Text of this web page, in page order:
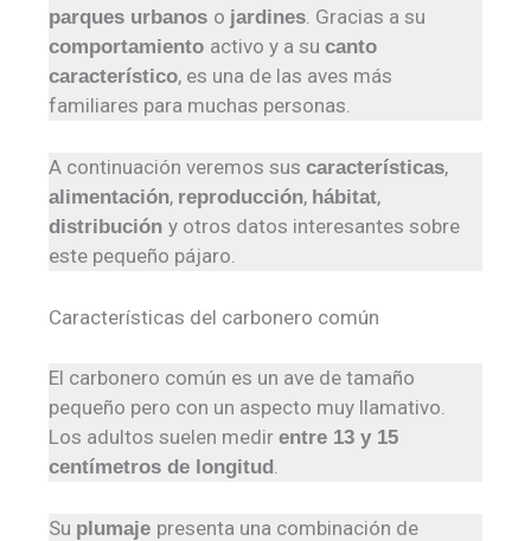
parques urbanos o jardines . Gracias a su
comportamiento activo y a sucanto
característico, es una de las aves más
familiares para muchas personas.
A continuación veremos suscaracterísticas,
alimentación, reproducción, hábitat,
distribucióny otros datos interesantes sobre
este pequeño pájaro.
Características del carbonero común
El carbonero común es un ave de tamaño
pequeño pero con un aspecto muy llamativo.
Los adultos suelen medirentre 13 y 15
centímetros de longitud
Su plumaje presenta una combinación de